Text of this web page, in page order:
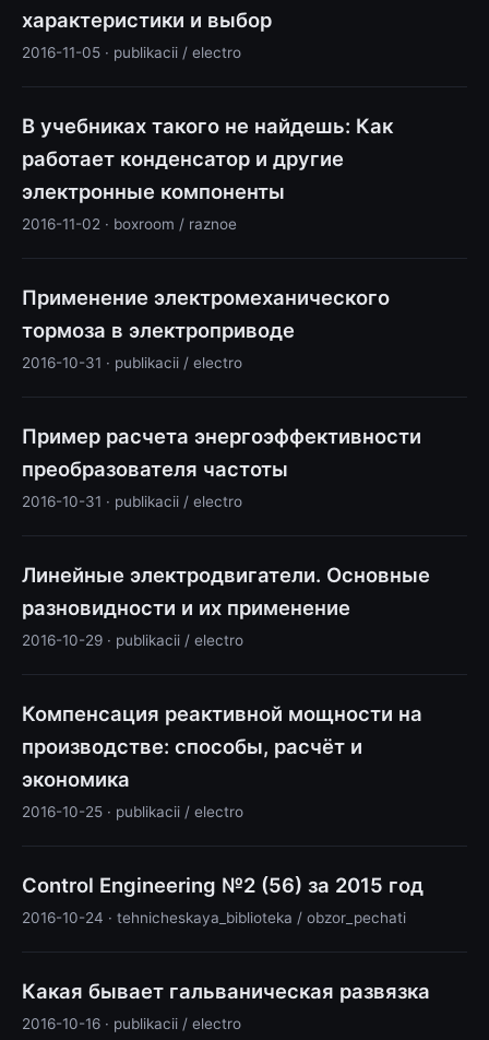
характеристики и выбор
2016-11-05 · publikacii / electro
В учебниках такого не найдешь: Как
работает конденсатор и другие
электронные компоненты
2016-11-02 · boxroom / raznoe
Применение электромеханического
тормоза в электроприводе
2016-10-31 · publikacii / electro
Пример расчета энергоэффективности
преобразователя частоты
2016-10-31 · publikacii / electro
Линейные электродвигатели. Основные
разновидности и их применение
2016-10-29 · publikacii / electro
Компенсация реактивной мощности на
производстве: способы, расчёт и
экономика
2016-10-25 · publikacii / electro
Control Engineering №2 (56) за 2015 год
2016-10-24 · tehnicheskaya_biblioteka / obzor_pechati
Какая бывает гальваническая развязка
2016-10-16 · publikacii / electro